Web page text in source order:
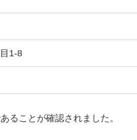
1-8
ることが確認されました。